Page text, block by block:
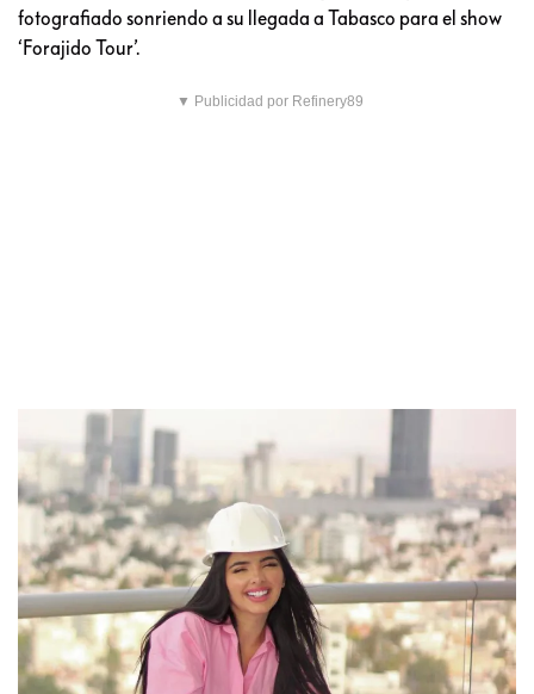
fotografiado sonriendo a su llegada a Tabasco para el show
‘Forajido Tour’.
▼ Publicidad por Refinery89